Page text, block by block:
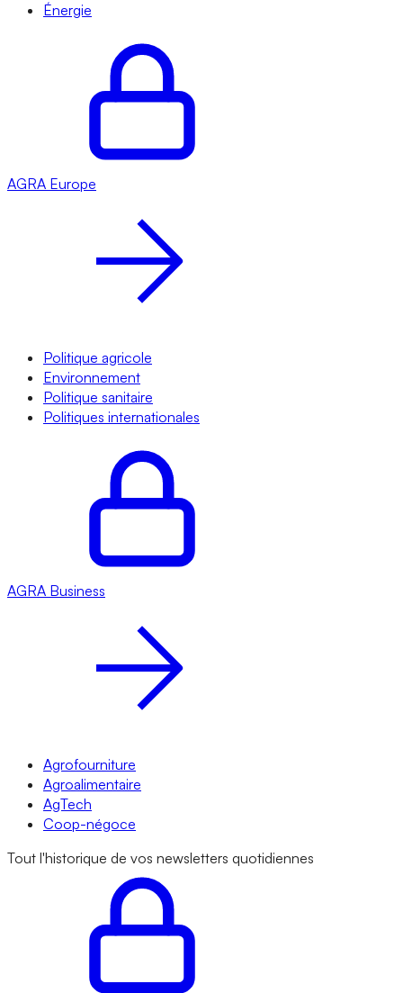
Énergie
AGRA Europe
Politique agricole
Environnement
Politique sanitaire
Politiques internationales
AGRA Business
Agrofourniture
Agroalimentaire
AgTech
Coop-négoce
Tout l'historique de vos newsletters quotidiennes